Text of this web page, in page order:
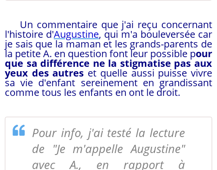
Un commentaire que j'ai reçu concernant
l'histoire d'Augustine, qui m'a bouleversée car
je sais que la maman et les grands-parents de
la petite A. en question font leur possible pour
que sa différence ne la stigmatise pas aux
yeux des autres et quelle aussi puisse vivre
sa vie d'enfant sereinement en grandissant
comme tous les enfants en ont le droit.
Pour info, j'ai testé la lecture
de "Je m'appelle Augustine"
avec A., en rapport à